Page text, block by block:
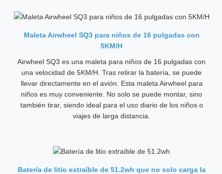
Maleta Airwheel SQ3 para niños de 16 pulgadas con
5KM/H
Airwheel SQ3 es una maleta para niños de 16 pulgadas con
una velocidad de 5KM/H. Tras retirar la batería, se puede
llevar directamente en el avión. Esta maleta Airwheel para
niños es muy conveniente. No solo se puede montar, sino
también tirar, siendo ideal para el uso diario de los niños o
viajes de larga distancia.
Batería de litio extraíble de 51.2wh que no solo carga la